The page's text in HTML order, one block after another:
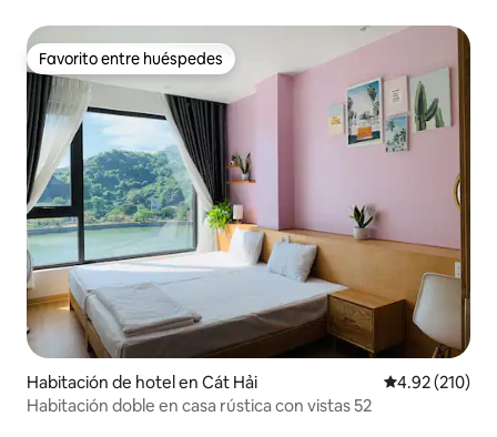
Favorito entre huéspedes
Favorito entre huéspedes
Habitación de hotel en Cát Hải Calificación
4.92 (210)
Habitación doble en casa rústica con vistas 52